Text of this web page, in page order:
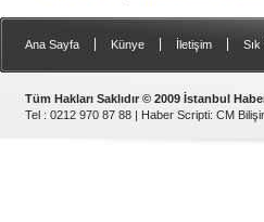
Ana Sayfa Künye İletişim
Tüm Hakları Saklıdır © 2009 İstanbul
Tel : 0212 970 87 88 | Haber Scripti: CM